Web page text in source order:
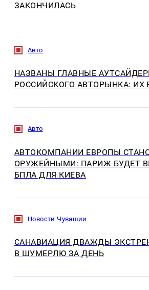
ЗАКОНЧИЛАСЬ
Авто
НАЗВАНЫ ГЛАВНЫЕ
РОССИЙСКОГО АВТОРЫНКА:
Авто
АВТОКОМПАНИИ ЕВРОПЫ
ОРУЖЕЙНЫМИ: ПАРИЖ БУДЕТ
БПЛА ДЛЯ КИЕВА
Новости Чувашии
САНАВИАЦИЯ ДВАЖДЫ
В ШУМЕРЛЮ ЗА ДЕНЬ